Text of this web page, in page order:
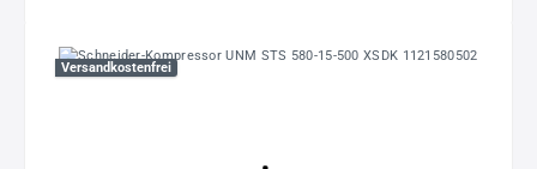
Bildergalerie überspringen
Versandkostenfrei